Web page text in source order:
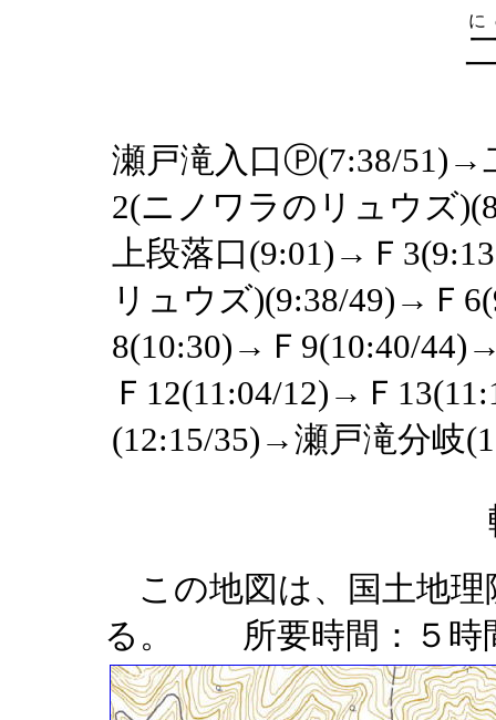
瀬戸滝入口Ⓟ(7:38/51)→
2(ニノワラのリュウズ
上段落口(9:01)→Ｆ
リュウズ)(9:38/49)→Ｆ
8(10:30)→Ｆ9(10:40/
Ｆ12(11:04/12)→Ｆ
(12:15/35)→瀬戸滝分岐
この地図は、国土地理
る。 所要時間：５時